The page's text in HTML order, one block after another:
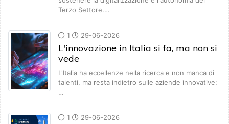
Terzo Settore.…
1 29-06-2026
L'innovazione in Italia si fa, ma non si
vede
L'Italia ha eccellenze nella ricerca e non manca di
talenti, ma resta indietro sulle aziende innovative:
…
1 29-06-2026